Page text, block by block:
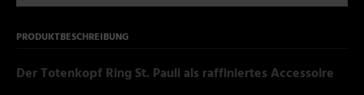
PRODUKTBESCHREIBUNG
Der Totenkopf Ring St. Pauli als raffiniertes Accessoire